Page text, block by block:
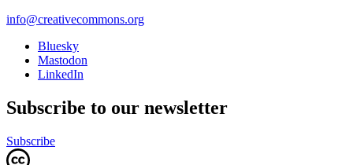
info@creativecommons.org
Bluesky
Mastodon
LinkedIn
Subscribe to our newsletter
Subscribe